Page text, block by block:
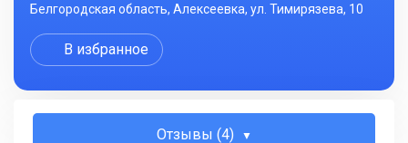
Белгородская область, Алексеевка, ул. Тимирязева, 10
В избранное
Отзывы (4)